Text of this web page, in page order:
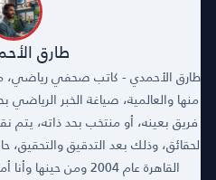
طارق
طارق الأحمدي - كاتب صحفي رياضي،
منها والعالمية، صياغة الخبر الرياضي
فريق بعينه، أو منتخب بحد ذاته، يتم
لحقائق، وذلك بعد التدقيق
القاهرة عام 2004 ومن حينها وأنا أمارس مهنتي بكل حُب وشغف.